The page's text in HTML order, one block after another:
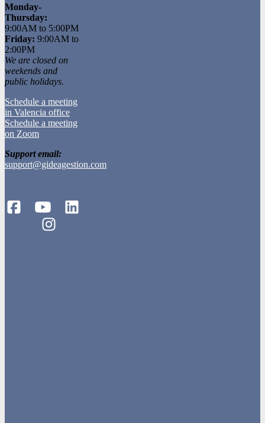
Monday-
Thursday:
9:00AM to 5:00PM
Friday: 9:00AM to
2:00PM
We are closed on
weekends and
public holidays.
Schedule a meeting
in Valencia office
Schedule a meeting
on Zoom
Support email:
support@gideagestion.com